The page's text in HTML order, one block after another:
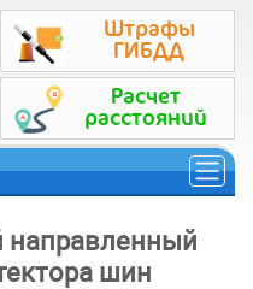
Штрафы
ГИБДД
Расчет
расстояний
шин